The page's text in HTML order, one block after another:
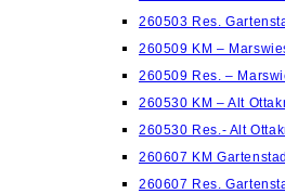
260503 Res.
260509 KM –
260509 Res. –
260530 KM – Alt
260530 Res.- Alt
260607 KM
260607 Res.